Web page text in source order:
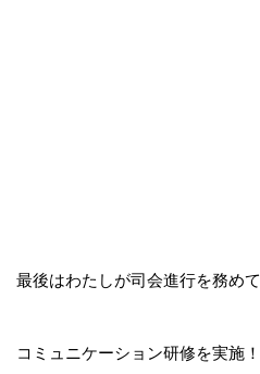
最後はわたしが司会進行を務めて
コミュニケーション研修を実施！